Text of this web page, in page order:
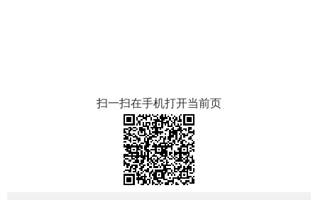
扫一扫在手机打开当前页